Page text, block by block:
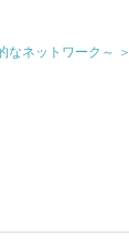
なネットワーク～ ＞